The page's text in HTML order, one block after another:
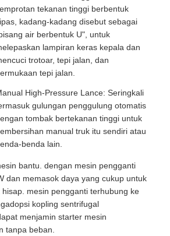
tekanan tinggi berbentuk
kadang-kadang disebut sebagai
air berbentuk U", untuk
lampiran keras kepala dan
trotoar, tepi jalan, dan
tepi jalan.
High-Pressure Lance: Seringkali
gulungan penggulung otomatis
tombak bertekanan tinggi untuk
manual truk itu sendiri atau
benda lain.
bantu. dengan mesin pengganti
dan memasok daya yang cukup untuk
hisap. mesin pengganti terhubung ke
kopling sentrifugal
menjamin starter mesin
tanpa beban.